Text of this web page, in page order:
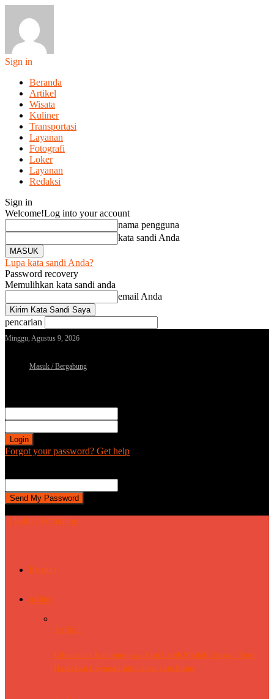
Sign in
Beranda
Artikel
Wisata
Kuliner
Transportasi
Layanan
Fotografi
Loker
Layanan
Redaksi
Sign in
Welcome!Log into your account
nama pengguna
kata sandi Anda
Lupa kata sandi Anda?
Password recovery
Memulihkan kata sandi anda
email Anda
pencarian
Minggu, Agustus 9, 2026
Masuk / Bergabung
Forgot your password? Get help
| Kabar Pemalang
Beranda
Artikel
Artikel
Liburan ke Karimunjawa Kini Lebih Mudah, Saraya Tour
Hadirkan Layanan Informasi Satu Pintu